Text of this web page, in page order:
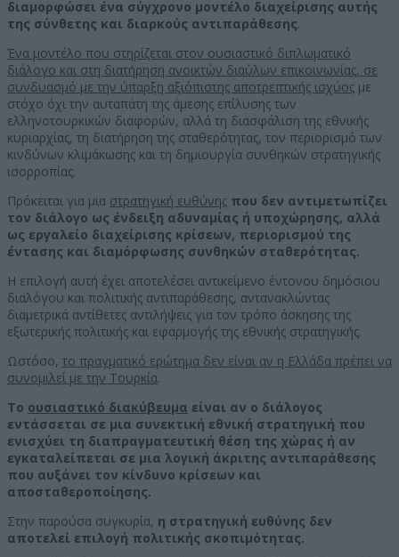
διαμορφώσει ένα σύγχρονο μοντέλο διαχείρισης αυτής
της σύνθετης και διαρκούς αντιπαράθεσης.
Ένα μοντέλο που στηρίζεται στον ουσιαστικό διπλωματικό
διάλογο και στη διατήρηση ανοικτών διαύλων επικοινωνίας, σε
συνδυασμό με την ύπαρξη αξιόπιστης αποτρεπτικής ισχύος με
στόχο όχι την αυταπάτη της άμεσης επίλυσης των
ελληνοτουρκικών διαφορών, αλλά τη διασφάλιση της εθνικής
κυριαρχίας, τη διατήρηση της σταθερότητας, τον περιορισμό των
κινδύνων κλιμάκωσης και τη δημιουργία συνθηκών στρατηγικής
ισορροπίας.
Πρόκειται για μια στρατηγική ευθύνης που δεν αντιμετωπίζει
τον διάλογο ως ένδειξη αδυναμίας ή υποχώρησης, αλλά
ως εργαλείο διαχείρισης κρίσεων, περιορισμού της
έντασης και διαμόρφωσης συνθηκών σταθερότητας.
Η επιλογή αυτή έχει αποτελέσει αντικείμενο έντονου δημόσιου
διαλόγου και πολιτικής αντιπαράθεσης, αντανακλώντας
διαμετρικά αντίθετες αντιλήψεις για τον τρόπο άσκησης της
εξωτερικής πολιτικής και εφαρμογής της εθνικής στρατηγικής.
Ωστόσο, το πραγματικό ερώτημα δεν είναι αν η Ελλάδα πρέπει να
συνομιλεί με την Τουρκία.
Το ουσιαστικό διακύβευμα είναι αν ο διάλογος
εντάσσεται σε μια συνεκτική εθνική στρατηγική που
ενισχύει τη διαπραγματευτική θέση της χώρας ή αν
εγκαταλείπεται σε μια λογική άκριτης αντιπαράθεσης
που αυξάνει τον κίνδυνο κρίσεων και
αποσταθεροποίησης.
Στην παρούσα συγκυρία, η στρατηγική ευθύνης δεν
αποτελεί επιλογή πολιτικής σκοπιμότητας.